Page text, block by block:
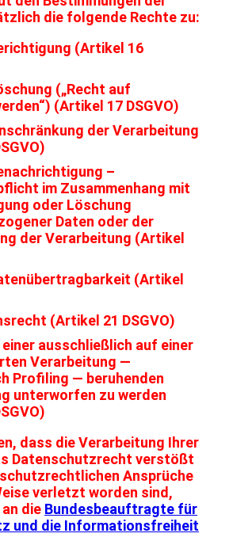
die folgende Rechte zu:
(Artikel 16
(„Recht auf
(Artikel 17 DSGVO)
der Verarbeitung
–
im Zusammenhang mit
oder Löschung
Daten oder der
der Verarbeitung (Artikel
(Artikel
(Artikel 21 DSGVO)
ausschließlich auf einer
Verarbeitung —
Profiling — beruhenden
unterworfen zu werden
dass die Verarbeitung Ihrer
Datenschutzrecht verstößt
Ansprüche
verletzt worden sind,
die Bundesbeauftragte für
und die Informationsfreiheit